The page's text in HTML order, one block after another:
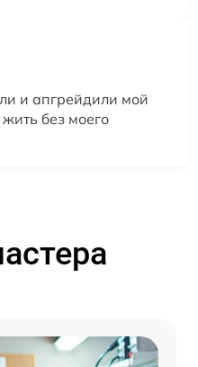
и апгрейдили мой
без моего